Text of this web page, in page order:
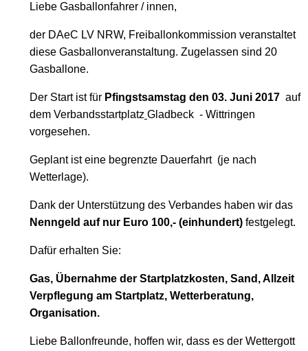
Liebe Gasballonfahrer / innen,
der DAeC LV NRW, Freiballonkommission veranstaltet
diese Gasballonveranstaltung. Zugelassen sind 20
Gasballone.
Der Start ist für Pfingstsamstag den 03. Juni 2017 auf
dem Verbandsstartplatz Gladbeck - Wittringen
vorgesehen.
Geplant ist eine begrenzte Dauerfahrt (je nach
Wetterlage).
Dank der Unterstützung des Verbandes haben wir das
Nenngeld auf nur Euro 100,- (einhundert) festgelegt.
Dafür erhalten Sie:
Gas, Übernahme der Startplatzkosten, Sand, Allzeit
Verpflegung am Startplatz, Wetterberatung,
Organisation.
Liebe Ballonfreunde, hoffen wir, dass es der Wettergott